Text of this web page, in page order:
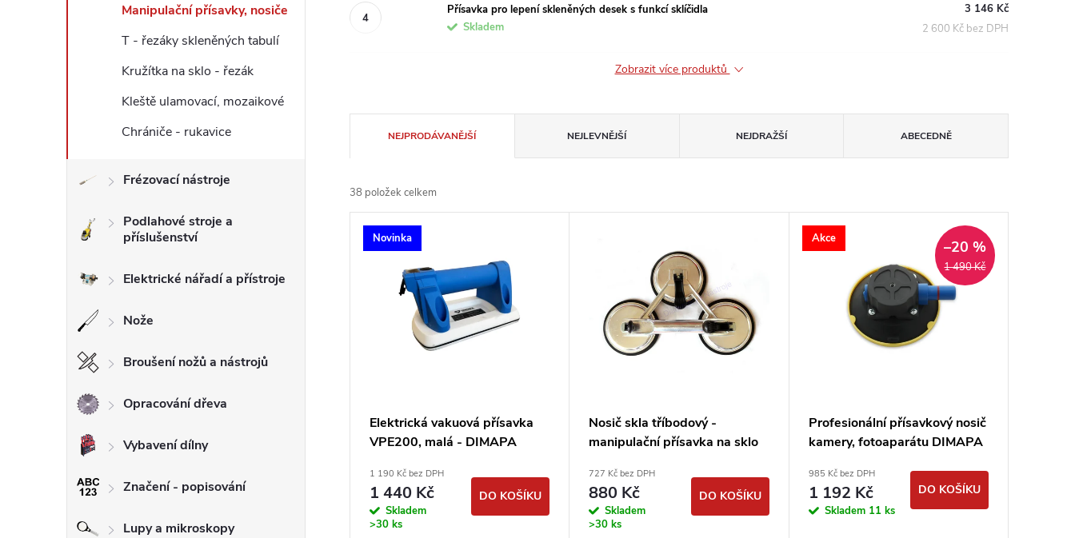
e
Manipulační přísavky, nosiče
T - řezáky skleněných tabulí
Kružítka na sklo - řezák
Kleště ulamovací, mozaikové
Chrániče - rukavice
Frézovací nástroje
Podlahové stroje a
příslušenství
Elektrické nářadí a přístroje
Nože
Broušení nožů a nástrojů
Opracování dřeva
Vybavení dílny
Značení - popisování
Lupy a mikroskopy
Přísavka pro lepení skleněných desek s funkcí sklíčidla
Skladem
3 146 Kč
2 600 Kč bez DPH
Zobrazit více produktů
a
z
e
NEJPRODÁVANĚJŠÍ NEJLEVNĚJŠÍ NEJDRAŽŠÍ ABECEDNĚ
38 položek celkem
VNovinka
Elektrická vakuová přísavka
VPE200, malá - DIMAPA
1 190 Kč bez DPH
1 440 Kč
Skladem
>30 ks
DO KOŠÍKU
Nosič skla tříbodový -
manipulační přísavka na sklo
727 Kč bez DPH
880 Kč
Skladem
>30 ks
DO KOŠÍKU
Akce
1 490 Kč
–20 %
Profesionální přísavkový nosič
kamery, fotoaparátu DIMAPA
985 Kč bez DPH
1 192 Kč
Skladem 11 ks
DO KOŠÍKU